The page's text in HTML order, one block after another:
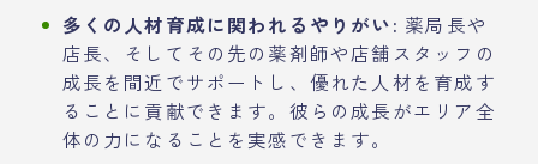
多くの人材育成に関われるやりがい: 薬局長や
店長、そしてその先の薬剤師や店舗スタッフの
成長を間近でサポートし、優れた人材を育成す
ることに貢献できます。彼らの成長がエリア全
体の力になることを実感できます。